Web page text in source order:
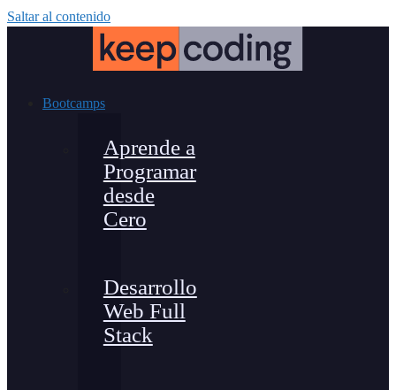
Saltar al contenido
Bootcamps
Aprende a
Programar
desde
Cero
Desarrollo
Web Full
Stack